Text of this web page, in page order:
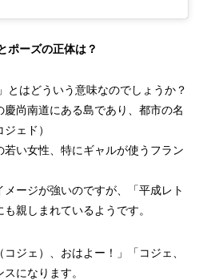
ポーズの正体は？
とはどういう意味なのでしょうか？
尚南道にある島であり、都市の名
ェド）
い女性、特にギャルが使うフラン
ージが強いのですが、「平成レト
親しまれているようです。
ジェ）、おはよー！」「コジェ、
になります。